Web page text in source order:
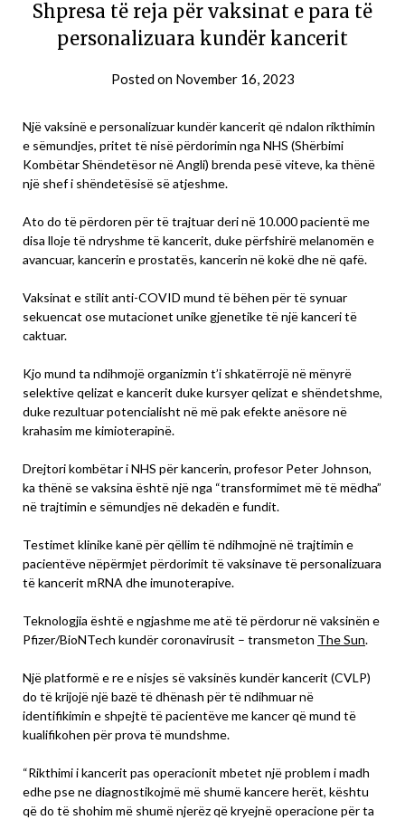
Shpresa të reja për vaksinat e para të
personalizuara kundër kancerit
Posted on November 16, 2023
Një vaksinë e personalizuar kundër kancerit që ndalon rikthimin
e sëmundjes, pritet të nisë përdorimin nga NHS (Shërbimi
Kombëtar Shëndetësor në Angli) brenda pesë viteve, ka thënë
një shef i shëndetësisë së atjeshme.
Ato do të përdoren për të trajtuar deri në 10.000 pacientë me
disa lloje të ndryshme të kancerit, duke përfshirë melanomën e
avancuar, kancerin e prostatës, kancerin në kokë dhe në qafë.
Vaksinat e stilit anti-COVID mund të bëhen për të synuar
sekuencat ose mutacionet unike gjenetike të një kanceri të
caktuar.
Kjo mund ta ndihmojë organizmin t’i shkatërrojë në mënyrë
selektive qelizat e kancerit duke kursyer qelizat e shëndetshme,
duke rezultuar potencialisht në më pak efekte anësore në
krahasim me kimioterapinë.
Drejtori kombëtar i NHS për kancerin, profesor Peter Johnson,
ka thënë se vaksina është një nga “transformimet më të mëdha”
në trajtimin e sëmundjes në dekadën e fundit.
Testimet klinike kanë për qëllim të ndihmojnë në trajtimin e
pacientëve nëpërmjet përdorimit të vaksinave të personalizuara
të kancerit mRNA dhe imunoterapive.
Teknologjia është e ngjashme me atë të përdorur në vaksinën e
Pfizer/BioNTech kundër coronavirusit – transmeton The Sun.
Një platformë e re e nisjes së vaksinës kundër kancerit (CVLP)
do të krijojë një bazë të dhënash për të ndihmuar në
identifikimin e shpejtë të pacientëve me kancer që mund të
kualifikohen për prova të mundshme.
“Rikthimi i kancerit pas operacionit mbetet një problem i madh
edhe pse ne diagnostikojmë më shumë kancere herët, kështu
që do të shohim më shumë njerëz që kryejnë operacione për ta